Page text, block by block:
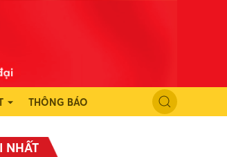
THÔNG BÁO
NHẤT